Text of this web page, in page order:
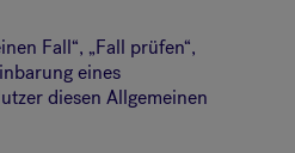
Fall“, „Fall prüfen“,
eines
diesen Allgemeinen